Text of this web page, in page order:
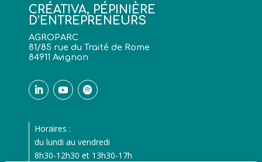
CRÉATIVA, PÉPINIÈRE
D’ENTREPRENEURS
AGROPARC
81/85 rue du Traité de Rome
84911 Avignon
Horaires :
du lundi au vendredi
8h30-12h30 et 13h30-17h